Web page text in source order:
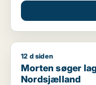
Morten søger lager
12 d siden
Morten søger
Nordsjælland